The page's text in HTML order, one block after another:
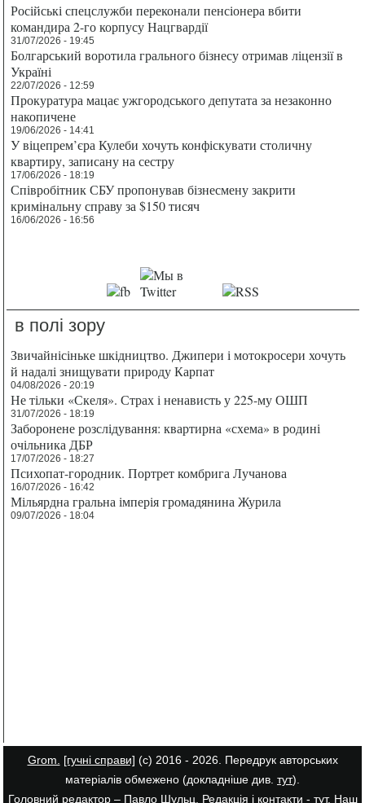
Російські спецслужби переконали пенсіонера вбити
командира 2-го корпусу Нацгвардії
31/07/2026 - 19:45
Болгарський воротила грального бізнесу отримав ліцензії в
Україні
22/07/2026 - 12:59
Прокуратура мацає ужгородського депутата за незаконно
накопичене
19/06/2026 - 14:41
У віцепрем’єра Кулеби хочуть конфіскувати столичну
квартиру, записану на сестру
17/06/2026 - 18:19
Співробітник СБУ пропонував бізнесмену закрити
кримінальну справу за $150 тисяч
16/06/2026 - 16:56
в полі зору
Звичайнісіньке шкідництво. Джипери і мотокросери хочуть
й надалі знищувати природу Карпат
04/08/2026 - 20:19
Не тільки «Скеля». Страх і ненависть у 225-му ОШП
31/07/2026 - 18:19
Заборонене розслідування: квартирна «схема» в родині
очільника ДБР
17/07/2026 - 18:27
Психопат-городник. Портрет комбрига Лучанова
16/07/2026 - 16:42
Мільярдна гральна імперія громадянина Журила
09/07/2026 - 18:04
Grom. [гучні справи] (с) 2016 - 2026. Передрук авторських
матеріалів обмежено (докладніше див. тут).
Головний редактор – Павло Шульц. Редакція і контакти - тут. Наш